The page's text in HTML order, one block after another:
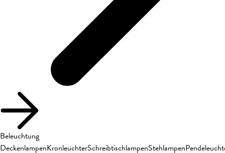
Beleuchtung
DeckenlampenKronleuchterSchreibtischlampenStehlampen